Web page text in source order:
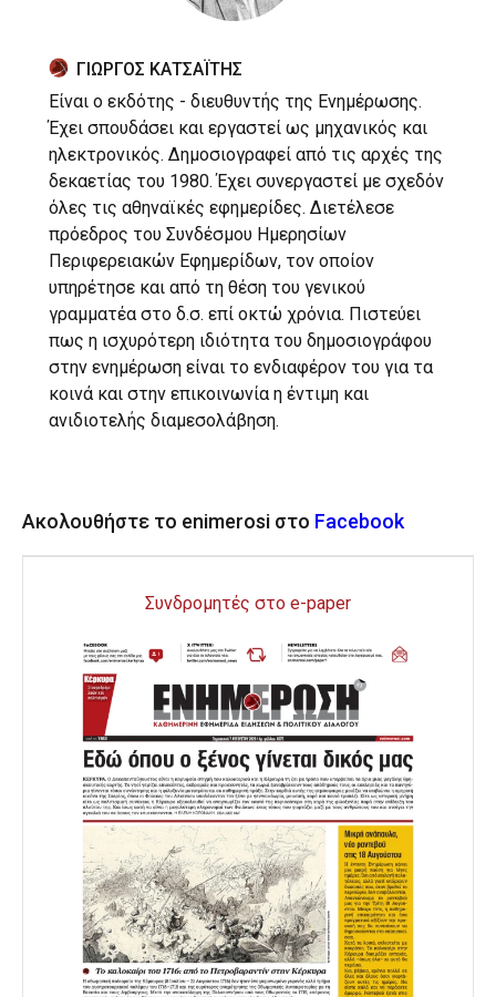
ΓΙΩΡΓΟΣ ΚΑΤΣΑΪΤΗΣ
Είναι ο εκδότης - διευθυντής της Ενημέρωσης.
Έχει σπουδάσει και εργαστεί ως μηχανικός και
ηλεκτρονικός. Δημοσιογραφεί από τις αρχές της
δεκαετίας του 1980. Έχει συνεργαστεί με σχεδόν
όλες τις αθηναϊκές εφημερίδες. Διετέλεσε
πρόεδρος του Συνδέσμου Ημερησίων
Περιφερειακών Εφημερίδων, τον οποίον
υπηρέτησε και από τη θέση του γενικού
γραμματέα στο δ.σ. επί οκτώ χρόνια. Πιστεύει
πως η ισχυρότερη ιδιότητα του δημοσιογράφου
στην ενημέρωση είναι το ενδιαφέρον του για τα
κοινά και στην επικοινωνία η έντιμη και
ανιδιοτελής διαμεσολάβηση.
Ακολουθήστε το enimerosi στο Facebook
Συνδρομητές στο e-paper